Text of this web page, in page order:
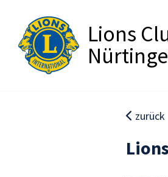
Lions
zurück